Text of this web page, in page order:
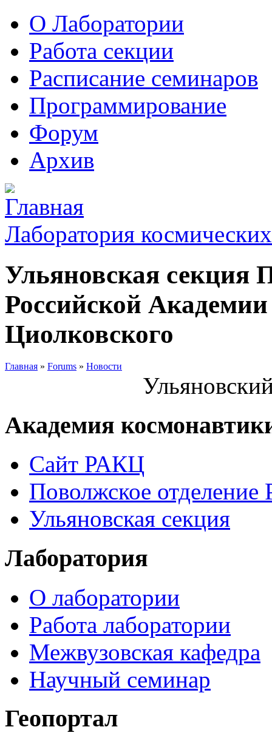
О Лаборатории
Работа секции
Расписание семинаров
Программирование
Форум
Архив
Лаборатория
Ульяновская секция
Российской
Циолковского
Главная » Forums » Новости
Академия
Сайт РАКЦ
Поволжское
Ульяновская секция
Лаборатория
О лаборатории
Работа лаборатории
Межвузовская кафедра
Научный семинар
Геопортал